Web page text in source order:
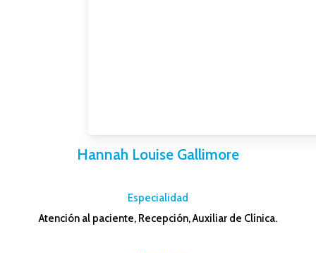
Hannah Louise Gallimore
Especialidad
Atención al paciente, Recepción, Auxiliar de Clínica.